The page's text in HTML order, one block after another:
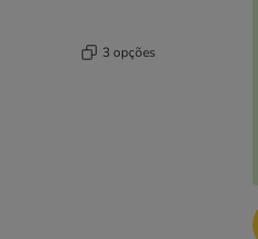
3 opções